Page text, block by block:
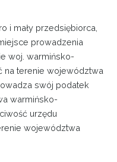
i mały przedsiębiorca,
prowadzenia
woj. warmińsko-
na terenie województwa
swój podatek
warmińsko-
urzędu
województwa